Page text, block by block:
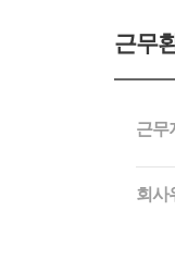
근무
근무
회사